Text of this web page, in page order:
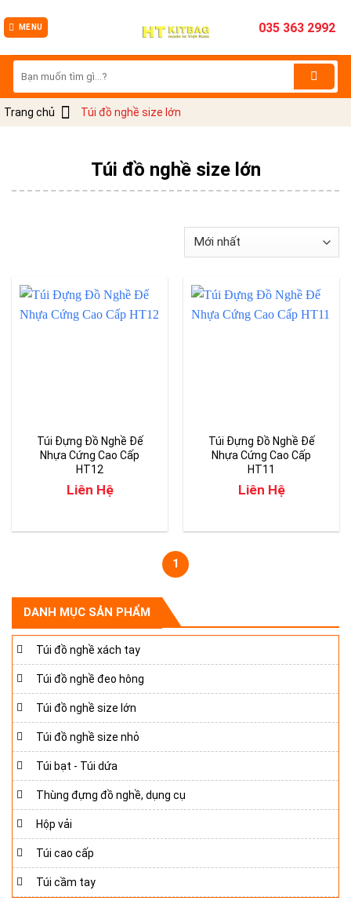
MENU 035 363 2992
kiếm:
Trang chủ Túi đồ nghề size lớn
Túi đồ nghề size lớn
Túi Đựng Đồ Nghề Đế
Nhựa Cứng Cao Cấp
HT12
Liên Hệ
Túi Đựng Đồ Nghề Đế
Nhựa Cứng Cao Cấp
HT11
Liên Hệ
1
DANH MỤC SẢN PHẨM
Túi đồ nghề xách tay
Túi đồ nghề đeo hông
Túi đồ nghề size lớn
Túi đồ nghề size nhỏ
Túi bạt - Túi dứa
Thùng đựng đồ nghề, dụng cụ
Hộp vải
Túi cao cấp
Túi cầm tay